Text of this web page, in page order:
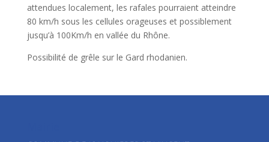
attendues localement, les rafales pourraient atteindre
80 km/h sous les cellules orageuses et possiblement
jusqu’à 100Km/h en vallée du Rhône.
Possibilité de grêle sur le Gard rhodanien.